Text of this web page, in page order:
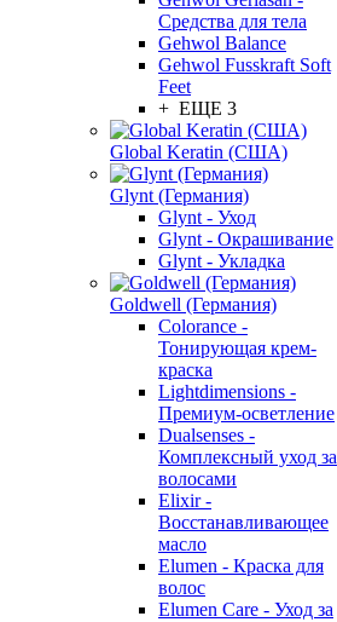
Средства для тела
Gehwol Balance
Gehwol Fusskraft Soft
Feet
+ ЕЩЕ 3
Global Keratin (США)
Glynt (Германия)
Glynt - Уход
Glynt - Окрашивание
Glynt - Укладка
Goldwell (Германия)
Colorance -
Тонирующая крем-
краска
Lightdimensions -
Премиум-осветление
Dualsenses -
Комплексный уход за
волосами
Elixir -
Восстанавливающее
масло
Elumen - Краска для
волос
Elumen Care - Уход за